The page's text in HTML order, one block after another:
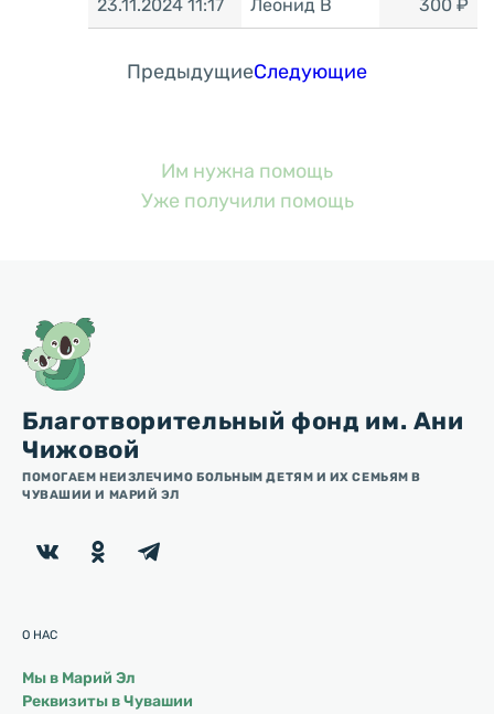
23.11.2024 11:17 Леонид В 300 ₽
ПредыдущиеСледующие
Им нужна помощь
Уже получили помощь
Благотворительный фонд им. Ани
Чижовой
ПОМОГАЕМ НЕИЗЛЕЧИМО БОЛЬНЫМ ДЕТЯМ И ИХ СЕМЬЯМ В
ЧУВАШИИ И МАРИЙ ЭЛ
О НАС
Мы в Марий Эл
Реквизиты в Чувашии